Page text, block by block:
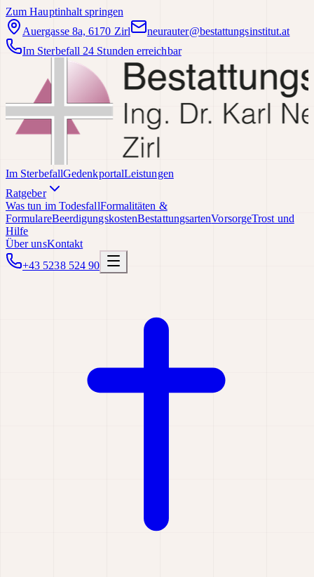
Zum Hauptinhalt springen
Auergasse 8a, 6170 Zirl
neurauter@bestattungsinstitut.at
Im Sterbefall 24 Stunden erreichbar
Im SterbefallGedenkportalLeistungen
Ratgeber
Was tun im TodesfallFormalitäten &
FormulareBeerdigungskostenBestattungsartenVorsorgeTrost und
Hilfe
Über unsKontakt
+43 5238 524 90